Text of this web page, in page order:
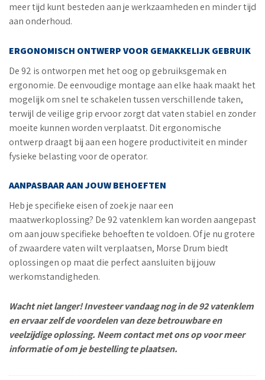
meer tijd kunt besteden aan je werkzaamheden en minder tijd
aan onderhoud.
ERGONOMISCH ONTWERP VOOR GEMAKKELIJK GEBRUIK
De 92 is ontworpen met het oog op gebruiksgemak en
ergonomie. De eenvoudige montage aan elke haak maakt het
mogelijk om snel te schakelen tussen verschillende taken,
terwijl de veilige grip ervoor zorgt dat vaten stabiel en zonder
moeite kunnen worden verplaatst. Dit ergonomische
ontwerp draagt bij aan een hogere productiviteit en minder
fysieke belasting voor de operator.
AANPASBAAR AAN JOUW BEHOEFTEN
Heb je specifieke eisen of zoek je naar een
maatwerkoplossing? De 92 vatenklem kan worden aangepast
om aan jouw specifieke behoeften te voldoen. Of je nu grotere
of zwaardere vaten wilt verplaatsen, Morse Drum biedt
oplossingen op maat die perfect aansluiten bij jouw
werkomstandigheden.
Wacht niet langer! Investeer vandaag nog in de 92 vatenklem
en ervaar zelf de voordelen van deze betrouwbare en
veelzijdige oplossing. Neem contact met ons op voor meer
informatie of om je bestelling te plaatsen.